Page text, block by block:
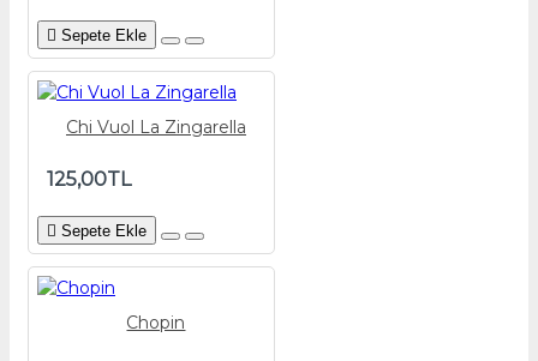
Sepete Ekle
Chi Vuol La Zingarella
125,00TL
Sepete Ekle
Chopin